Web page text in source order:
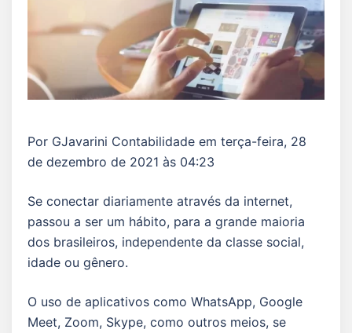
Por GJavarini Contabilidade em terça-feira, 28
de dezembro de 2021 às 04:23
Se conectar diariamente através da internet,
passou a ser um hábito, para a grande maioria
dos brasileiros, independente da classe social,
idade ou gênero.
O uso de aplicativos como WhatsApp, Google
Meet, Zoom, Skype, como outros meios, se